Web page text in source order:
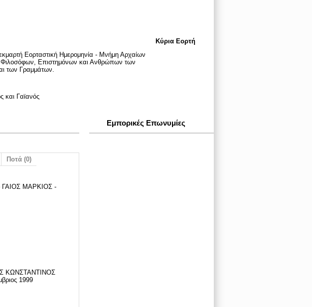
Κύρια Εορτή
Εορταστική Ημερομηνία - Μνήμη Αρχαίων
Επιστημόνων και Ανθρώπων των
των Γραμμάτων.
και Γαϊανός
Εμπορικές Επωνυμίες
Ποτά (0)
ΜΑΡΚΙΟΣ -
ΚΩΝΣΤΑΝΤΙΝΟΣ
1999